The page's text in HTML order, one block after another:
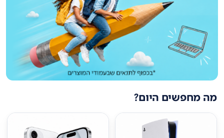
מה מחפשים היום?